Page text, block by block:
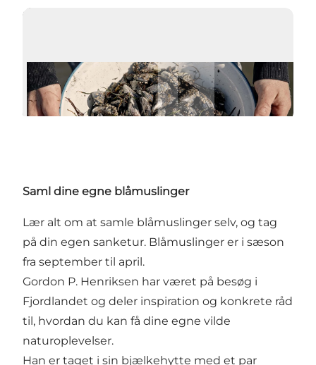
Afspil video
Saml dine egne blåmuslinger
Lær alt om at samle blåmuslinger selv, og tag
på din egen sanketur. Blåmuslinger er i sæson
fra september til april.
Gordon P. Henriksen har været på besøg i
Fjordlandet og deler inspiration og konkrete råd
til, hvordan du kan få dine egne vilde
naturoplevelser.
Han er taget i sin bjælkehytte med et par